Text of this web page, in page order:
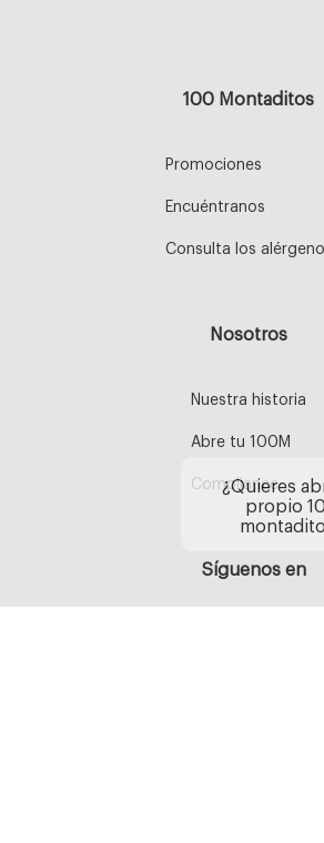
100 Montaditos
Promociones
Encuéntranos
Consulta los
Nosotros
Nuestra historia
Abre tu 100M
Compliance
Síguenos en
¿Quieres
propio